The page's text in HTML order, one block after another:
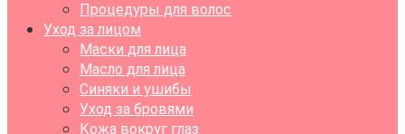
Процедуры для волос
Уход за лицом
Маски для лица
Масло для лица
Синяки и ушибы
Уход за бровями
Кожа вокруг глаз